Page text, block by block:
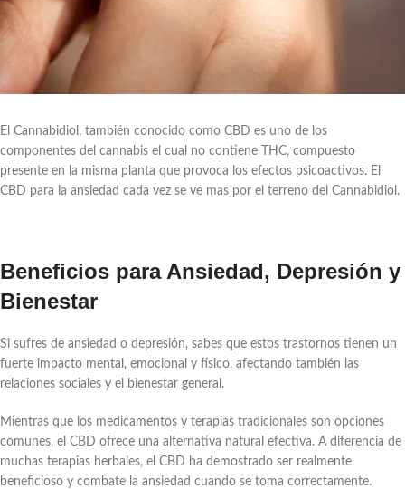
El Cannabidiol, también conocido como CBD es uno de los
componentes del cannabis el cual no contiene THC, compuesto
presente en la misma planta que provoca los efectos psicoactivos. El
CBD para la ansiedad cada vez se ve mas por el terreno del Cannabidiol.
Beneficios para Ansiedad, Depresión y
Bienestar
Si sufres de ansiedad o depresión, sabes que estos trastornos tienen un
fuerte impacto mental, emocional y físico, afectando también las
relaciones sociales y el bienestar general.
Mientras que los medicamentos y terapias tradicionales son opciones
comunes, el CBD ofrece una alternativa natural efectiva. A diferencia de
muchas terapias herbales, el CBD ha demostrado ser realmente
beneficioso y combate la ansiedad cuando se toma correctamente.